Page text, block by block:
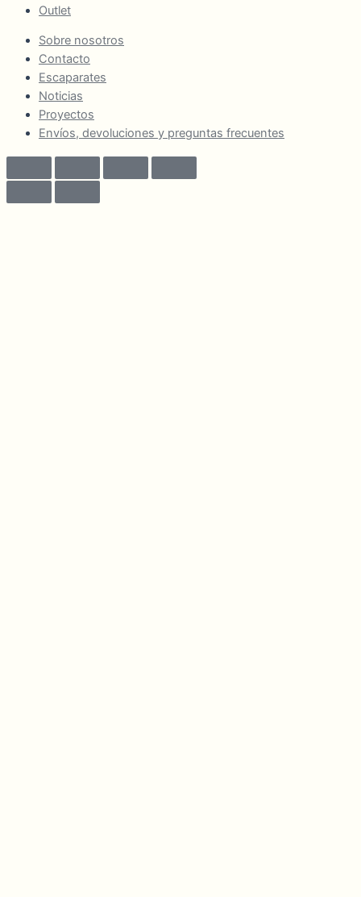
Outlet
Sobre nosotros
Contacto
Escaparates
Noticias
Proyectos
Envíos, devoluciones y preguntas frecuentes